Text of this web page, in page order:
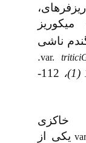
ناشی
var.
.
،
112-
یکی از